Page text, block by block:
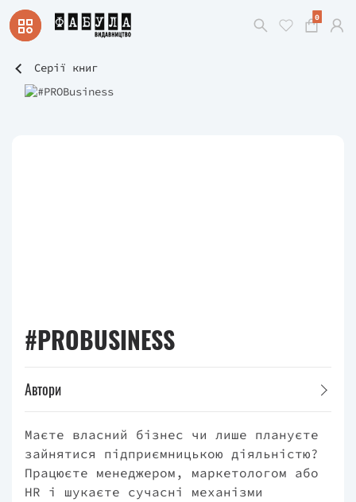
0
Серії книг
#PROBUSINESS
Автори
Маєте власний бізнес чи лише плануєте
зайнятися підприємницькою діяльністю?
Працюєте менеджером, маркетологом або
HR і шукаєте сучасні механізми